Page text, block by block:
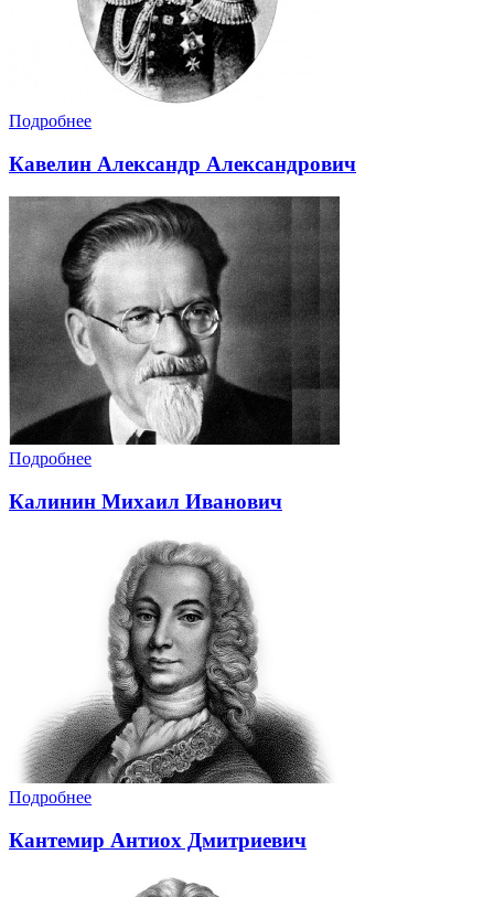
Подробнее
Кавелин Александр Александрович
Подробнее
Калинин Михаил Иванович
Подробнее
Кантемир Антиох Дмитриевич